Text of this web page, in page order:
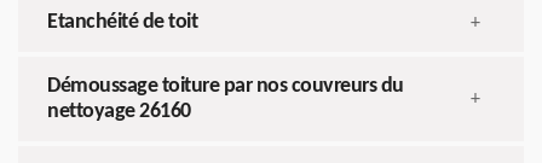
Etanchéité de toit +
Démoussage toiture par nos couvreurs du
nettoyage 26160
+